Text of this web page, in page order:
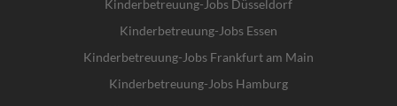
Kinderbetreuung-Jobs Düsseldorf
Kinderbetreuung-Jobs Essen
Kinderbetreuung-Jobs Frankfurt am Main
Kinderbetreuung-Jobs Hamburg